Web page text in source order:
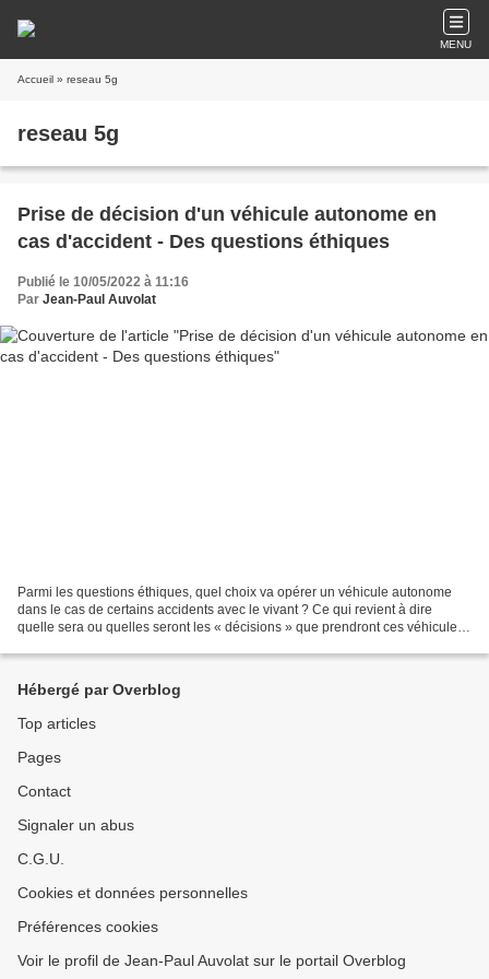
MENU
Accueil » reseau 5g
reseau 5g
Prise de décision d'un véhicule autonome en
cas d'accident - Des questions éthiques
Publié le 10/05/2022 à 11:16
Par Jean-Paul Auvolat
Parmi les questions éthiques, quel choix va opérer un véhicule autonome
dans le cas de certains accidents avec le vivant ? Ce qui revient à dire
quelle sera ou quelles seront les « décisions » que prendront ces véhicules
Hébergé par Overblog
Top articles
Pages
Contact
Signaler un abus
C.G.U.
Cookies et données personnelles
Préférences cookies
Voir le profil de Jean-Paul Auvolat sur le portail Overblog